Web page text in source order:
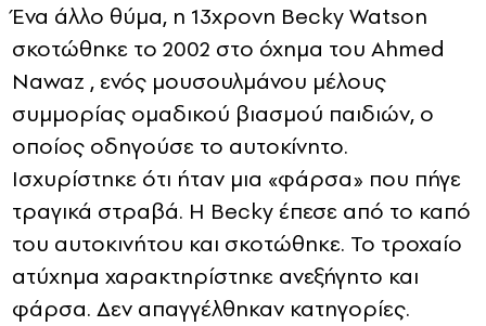
Ένα άλλο θύμα, η 13χρονη Becky Watson
σκοτώθηκε το 2002 στο όχημα του Ahmed
Nawaz , ενός μουσουλμάνου μέλους
συμμορίας ομαδικού βιασμού παιδιών, ο
οποίος οδηγούσε το αυτοκίνητο.
Ισχυρίστηκε ότι ήταν μια «φάρσα» που πήγε
τραγικά στραβά. Η Becky έπεσε από το καπό
του αυτοκινήτου και σκοτώθηκε. Το τροχαίο
ατύχημα χαρακτηρίστηκε ανεξήγητο και
φάρσα. Δεν απαγγέλθηκαν κατηγορίες.